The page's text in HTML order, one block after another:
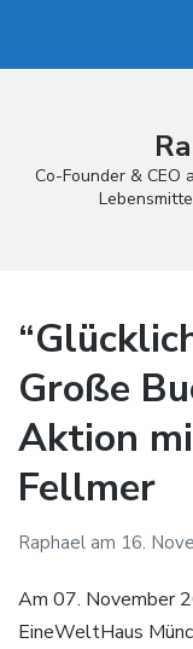
Co-Founder & CEO
Große
Aktion
Fellmer
Raphael am 16.
Am 07. November
EineWeltHaus